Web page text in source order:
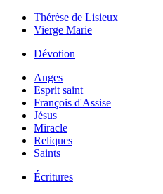
Thérèse de Lisieux
Vierge Marie
Dévotion
Anges
Esprit saint
François d'Assise
Jésus
Miracle
Reliques
Saints
Écritures